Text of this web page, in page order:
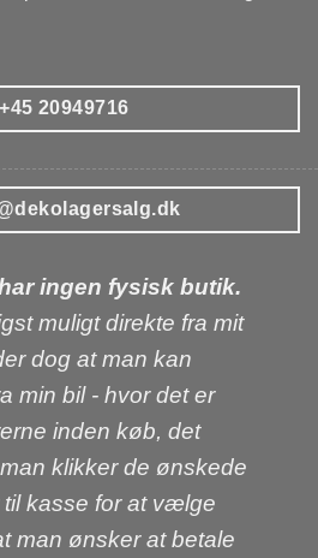
+45 20949716
ingen fysisk butik.
muligt direkte fra mit
dog at man kan
min bil - hvor det er
inden køb, det
klikker de ønskede
kasse for at vælge
man ønsker at betale